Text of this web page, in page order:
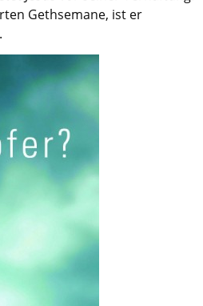
Gethsemane, ist er